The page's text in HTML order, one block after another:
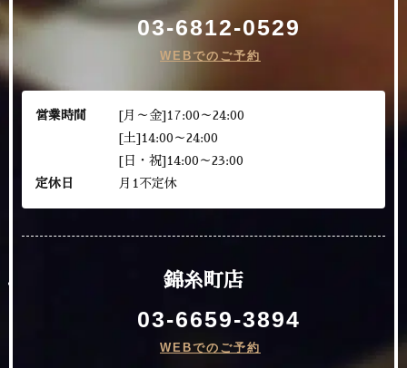
03-6812-0529
WEBでのご予約
営業時間
[月～金]17:00～24:00
[土]14:00～24:00
[日・祝]14:00～23:00
定休日
月1不定休
錦糸町店
03-6659-3894
WEBでのご予約